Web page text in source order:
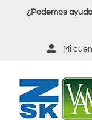
¿Podemos
Mi